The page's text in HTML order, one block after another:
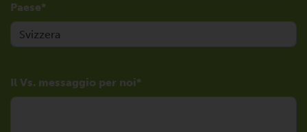
Paese
Il Vs. messaggio per noi